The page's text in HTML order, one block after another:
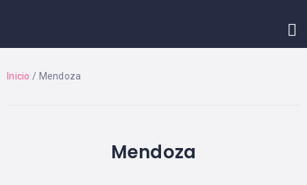
CONTACTO
Inicio / Mendoza
Mendoza